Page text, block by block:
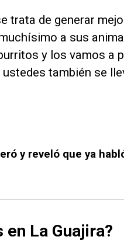
trata de generar
a sus
y los vamos a
también se
y reveló que ya
La Guajira?